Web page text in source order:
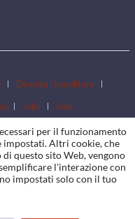
Diventa rivenditore
Jobs Sedi
per il funzionamento
impostati. Altri cookie, che
questo sito Web, vengono
l'interazione con
impostati solo con il tuo